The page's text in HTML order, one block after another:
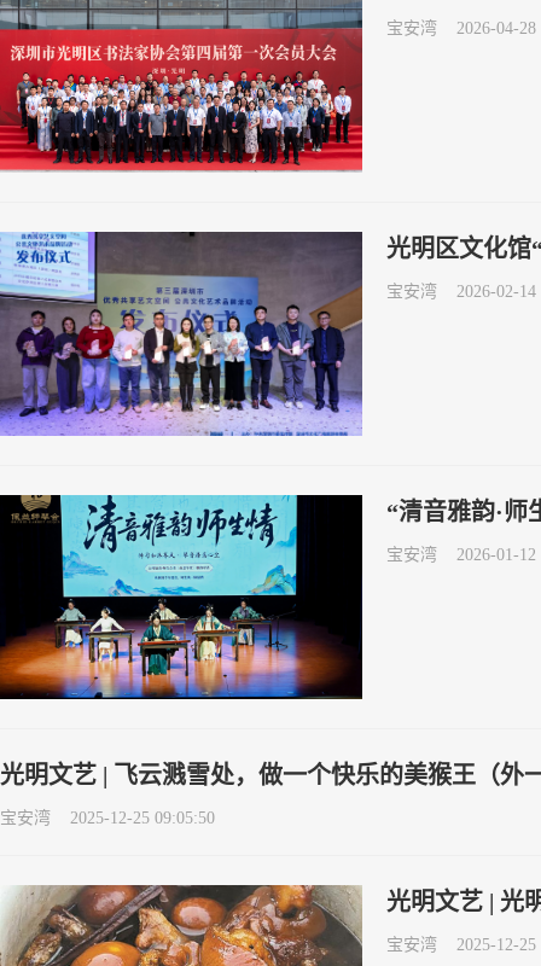
宝安湾 2026-04-28
光明区文化馆
宝安湾 2026-02-14
“清音雅韵·师
宝安湾 2026-01-12
光明文艺 | 飞云溅雪处，做一个快乐的美猴王（外
宝安湾 2025-12-25 09:05:50
光明文艺 | 光
宝安湾 2025-12-25